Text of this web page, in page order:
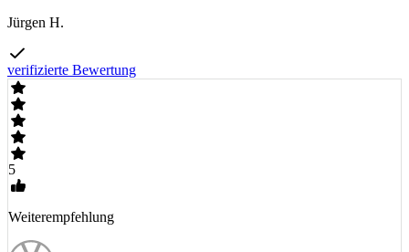
Jürgen H.
verifizierte Bewertung
5
Weiterempfehlung